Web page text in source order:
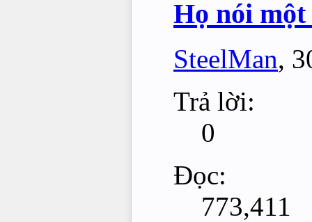
Họ nói
SteelMan,
Trả lời:
0
Đọc:
773,411